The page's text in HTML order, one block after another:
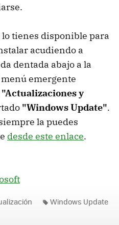
lo tienes disponible para
acudiendo a
dentada abajo a la
emergente
"Actualizaciones y
"Windows Update".
la puedes
desde este enlace.
Windows Update